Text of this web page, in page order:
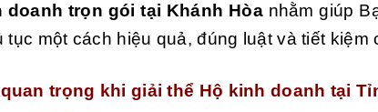
doanh trọn gói tại Khánh Hòanhằm giúp
tục một cách hiệu quả, đúng luật và tiết kiệm
trọng khi giải thể Hộ kinh doanh tại